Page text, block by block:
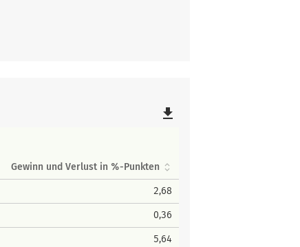
file_download
Gewinn und Verlust in %-Punkten
2,68
0,36
5,64